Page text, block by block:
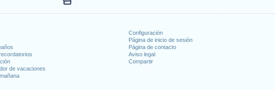
de vacaciones
Configuración
Página de inicio de sesión
Página de contacto
Aviso legal
Compartir